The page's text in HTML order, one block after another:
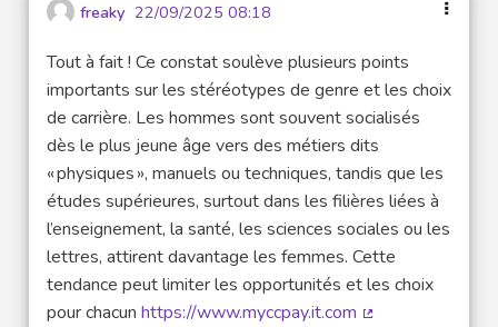
freaky 22/09/2025 08:18
Tout à fait ! Ce constat soulève plusieurs points
importants sur les stéréotypes de genre et les choix
de carrière. Les hommes sont souvent socialisés
dès le plus jeune âge vers des métiers dits
« physiques », manuels ou techniques, tandis que les
études supérieures, surtout dans les filières liées à
l’enseignement, la santé, les sciences sociales ou les
lettres, attirent davantage les femmes. Cette
tendance peut limiter les opportunités et les choix
pour chacun https://www.myccpay.it.com